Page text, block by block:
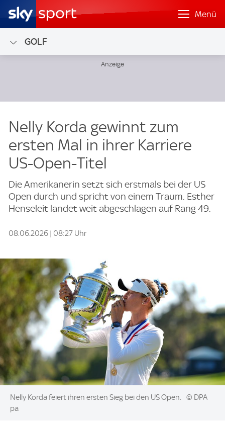
Menü
GOLF
Nelly Korda gewinnt zum
ersten Mal in ihrer Karriere
US-Open-Titel
Die Amerikanerin setzt sich erstmals bei der US
Open durch und spricht von einem Traum. Esther
Henseleit landet weit abgeschlagen auf Rang 49.
08.06.2026 | 08:27 Uhr
Image:
Nelly Korda feiert ihren ersten Sieg bei den US Open.
© DPA
pa